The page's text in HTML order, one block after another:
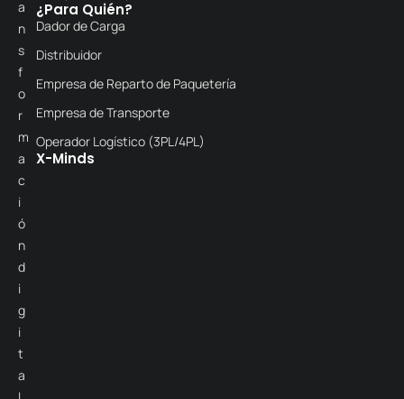
a
n
s
f
o
r
m
a
c
i
ó
n
d
i
g
i
t
a
¿Para Quién?
Dador de Carga
Distribuidor
Empresa de Reparto de Paquetería
Empresa de Transporte
Operador Logístico (3PL/4PL)
X-Minds